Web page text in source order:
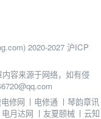
2020-2027 沪ICP
容来源于网络，如有侵
修网 丨 电修通 丨琴韵章讯
电月达网 丨 友夏颐械 丨云知